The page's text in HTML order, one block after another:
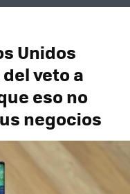
Unidos
veto a
eso no
negocios